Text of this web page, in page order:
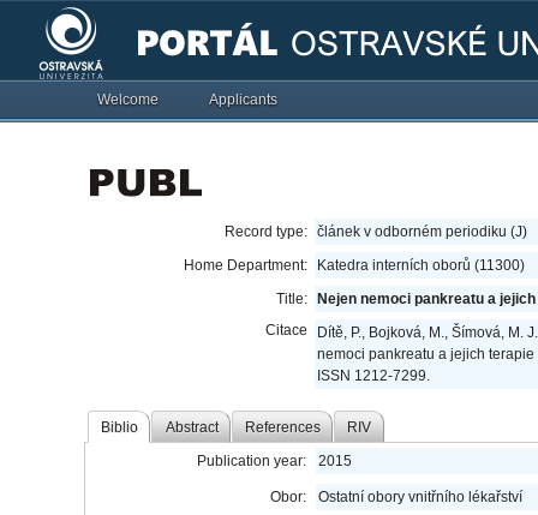
Welcome Applicants
Record type: článek v odborném periodiku (J)
Home Department:
Katedra interních oborů (11300)
Title:
Nejen nemoci pankreatu a
Citace
Dítě, P., Bojková, M., Šímová, M.
nemoci pankreatu a jejich
ISSN 1212-7299.
Biblio Abstract References RIV
Publication year: 2015
Obor: Ostatní obory vnitřního lékařství